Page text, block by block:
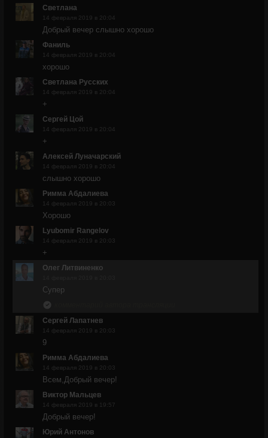
Светлана
14 февраля 2019 в 20:04
Добрый вечер слышно хорошо
Фаниль
14 февраля 2019 в 20:04
хорошо
Светлана Русских
14 февраля 2019 в 20:04
+
Сергей Цой
14 февраля 2019 в 20:04
+
Алексей Луначарский
14 февраля 2019 в 20:04
слышно хорошо
Римма Абдалиева
14 февраля 2019 в 20:03
Хорошо
Lyubomir Rangelov
14 февраля 2019 в 20:03
+
Олег Литвиненко
Супер
Сергей Лапатнев
14 февраля 2019 в 20:03
9
Римма Абдалиева
14 февраля 2019 в 20:03
Всем,Добрый вечер!
Виктор Мальцев
14 февраля 2019 в 19:57
Добрый вечер!
Юрий Антонов